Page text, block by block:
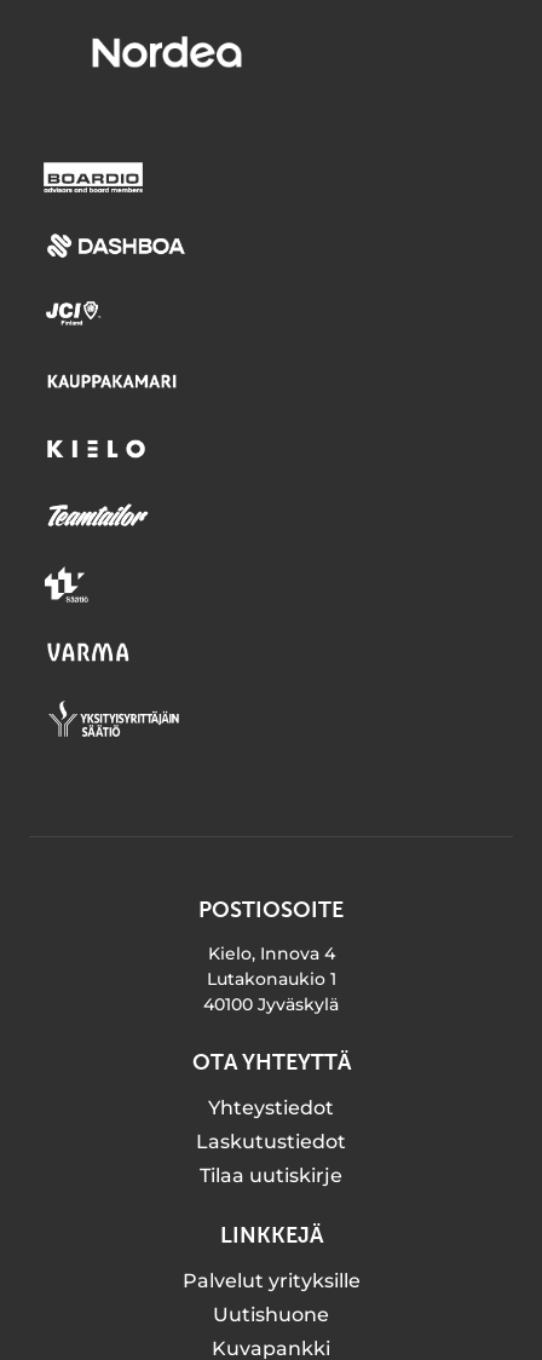
POSTIOSOITE
Kielo, Innova 4
Lutakonaukio 1
40100 Jyväskylä
OTA YHTEYTTÄ
Yhteystiedot
Laskutustiedot
Tilaa uutiskirje
LINKKEJÄ
Palvelut yrityksille
Uutishuone
Kuvapankki